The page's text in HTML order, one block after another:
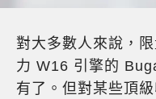
對大多數人來說，
力 W16 引擎的
有了。但對某些頂